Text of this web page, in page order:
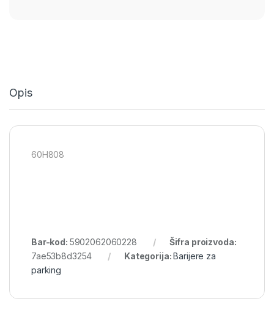
Opis
60H808
Bar-kod: 5902062060228
Šifra proizvoda:
7ae53b8d3254
Kategorija:Barijere za
parking